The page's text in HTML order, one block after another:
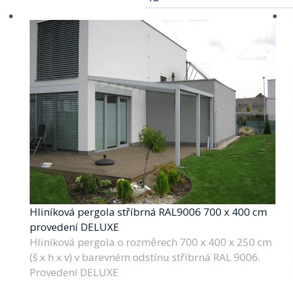
Hliníková pergola stříbrná RAL9006 700 x 400 cm
provedení DELUXE
Hliníková pergola o rozměrech 700 x 400 x 250 cm
(š x h x v) v barevném odstínu stříbrná RAL 9006.
Provedení DELUXE